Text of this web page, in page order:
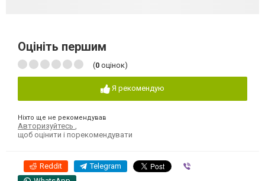
Оцініть першим
(0 оцінок)
Я рекомендую
Ніхто ще не рекомендував
Авторизуйтесь
щоб оцінити і порекомендувати
Reddit Telegram